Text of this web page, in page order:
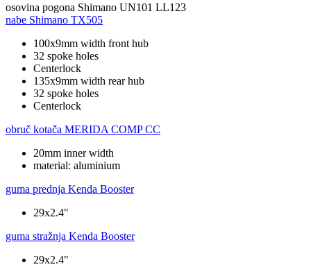
osovina pogona Shimano UN101 LL123
nabe Shimano TX505
100x9mm width front hub
32 spoke holes
Centerlock
135x9mm width rear hub
32 spoke holes
Centerlock
obruč kotača MERIDA COMP CC
20mm inner width
material: aluminium
guma prednja Kenda Booster
29x2.4"
guma stražnja Kenda Booster
29x2.4"